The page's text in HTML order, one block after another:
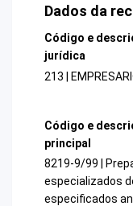
Dados da
Código e
jurídica
213 |
Código e
principal
8219-9/99 |
especializados
especificados